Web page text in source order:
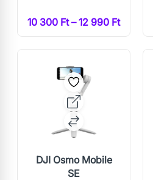
10 300 Ft – 12 990 Ft
DJI Osmo Mobile
SE